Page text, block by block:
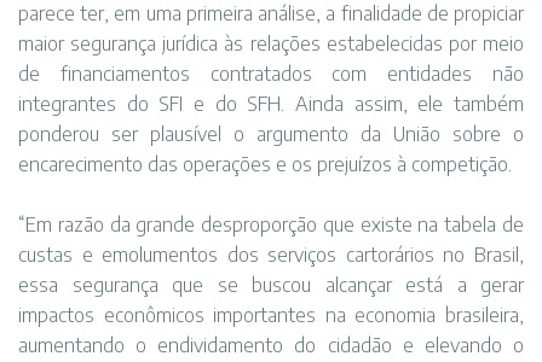
parece ter, em uma primeira análise, a finalidade de propiciar
maior segurança jurídica às relações estabelecidas por meio
de financiamentos contratados com entidades não
integrantes do SFI e do SFH. Ainda assim, ele também
ponderou ser plausível o argumento da União sobre o
encarecimento das operações e os prejuízos à competição.
“Em razão da grande desproporção que existe na tabela de
custas e emolumentos dos serviços cartorários no Brasil,
essa segurança que se buscou alcançar está a gerar
impactos econômicos importantes na economia brasileira,
aumentando o endividamento do cidadão e elevando o